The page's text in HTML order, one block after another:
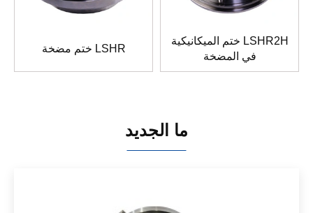
ختم مضخة LSHR
ختم الميكانيكية LSHR2H
في المضخة
ما الجديد